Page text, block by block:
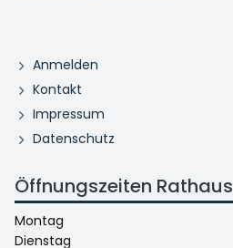
Anmelden
Kontakt
Impressum
Datenschutz
Öffnungszeiten Rathaus
Montag
Dienstag